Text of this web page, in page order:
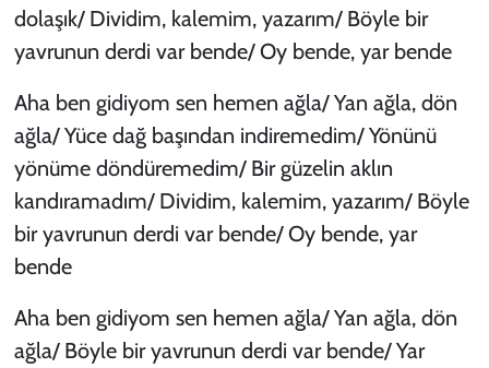
dolaşık/ Dividim, kalemim, yazarım/ Böyle bir
yavrunun derdi var bende/ Oy bende, yar bende
Aha ben gidiyom sen hemen ağla/ Yan ağla, dön
ağla/ Yüce dağ başından indiremedim/ Yönünü
yönüme döndüremedim/ Bir güzelin aklın
kandıramadım/ Dividim, kalemim, yazarım/ Böyle
bir yavrunun derdi var bende/ Oy bende, yar
bende
Aha ben gidiyom sen hemen ağla/ Yan ağla, dön
ağla/ Böyle bir yavrunun derdi var bende/ Yar